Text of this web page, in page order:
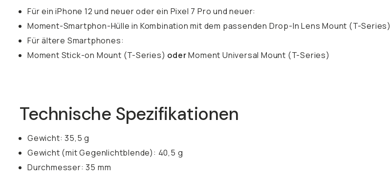
Für ein iPhone 12 und neuer oder ein Pixel 7 Pro und neuer:
Moment-Smartphon-Hülle in Kombination mit dem passenden Drop-In Lens Mount (T-Series)
Für ältere Smartphones:
Moment Stick-on Mount (T-Series) oderMoment Universal Mount (T-Series)
Technische Spezifikationen
Gewicht: 35,5 g
Gewicht (mit Gegenlichtblende): 40,5 g
Durchmesser: 35 mm